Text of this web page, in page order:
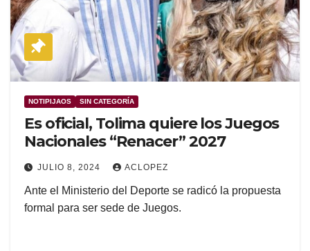
NOTIPIJAOS SIN CATEGORÍA
Es oficial, Tolima quiere los Juegos
Nacionales “Renacer” 2027
JULIO 8, 2024 ACLOPEZ
Ante el Ministerio del Deporte se radicó la propuesta
formal para ser sede de Juegos.